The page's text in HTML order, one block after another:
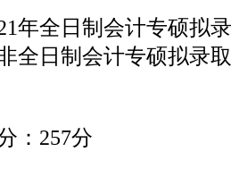
年全日制会计专硕拟录
全日制会计专硕拟录取
：257分